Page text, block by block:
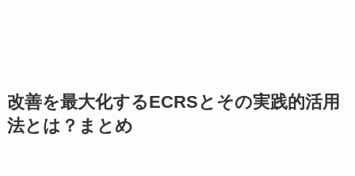
改善を最大化するECRSとその実践的活用
法とは？まとめ